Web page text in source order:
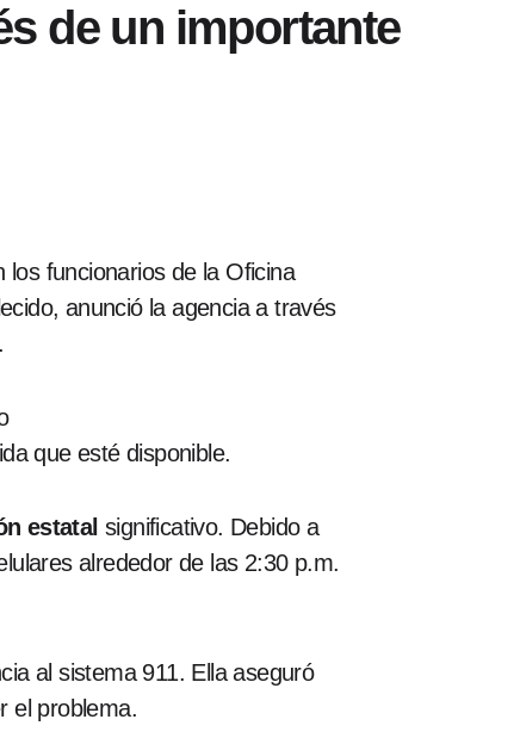
de un importante
los funcionarios de la Oficina
anunció la agencia a través
que esté disponible.
estatal significativo. Debido a
alrededor de las 2:30 p.m.
al sistema 911. Ella aseguró
el problema.